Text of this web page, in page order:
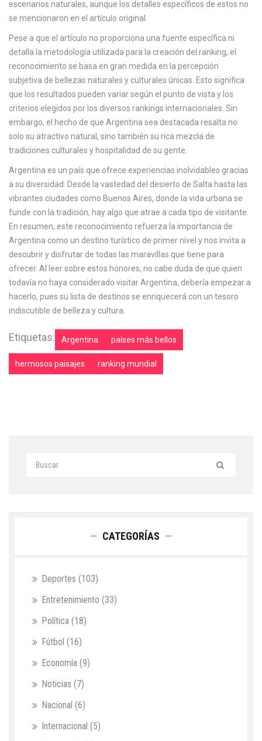
escenarios naturales, aunque los detalles específicos de estos no
se mencionaron en el artículo original.
Pese a que el artículo no proporciona una fuente específica ni
detalla la metodología utilizada para la creación del ranking, el
reconocimiento se basa en gran medida en la percepción
subjetiva de bellezas naturales y culturales únicas. Esto significa
que los resultados pueden variar según el punto de vista y los
criterios elegidos por los diversos rankings internacionales. Sin
embargo, el hecho de que Argentina sea destacada resalta no
solo su atractivo natural, sino también su rica mezcla de
tradiciones culturales y hospitalidad de su gente.
Argentina es un país que ofrece experiencias inolvidables gracias
a su diversidad. Desde la vastedad del desierto de Salta hasta las
vibrantes ciudades como Buenos Aires, donde la vida urbana se
funde con la tradición, hay algo que atrae a cada tipo de visitante.
En resumen, este reconocimiento refuerza la importancia de
Argentina como un destino turístico de primer nivel y nos invita a
descubrir y disfrutar de todas las maravillas que tiene para
ofrecer. Al leer sobre estos honores, no cabe duda de que quien
todavía no haya considerado visitar Argentina, debería empezar a
hacerlo, pues su lista de destinos se enriquecerá con un tesoro
indiscutible de belleza y cultura.
Etiquetas: Argentina países más bellos
hermosos paisajes ranking mundial
CATEGORÍAS
Deportes (103)
Entretenimiento (33)
Política (18)
Fútbol (16)
Economía (9)
Noticias (7)
Nacional (6)
Internacional (5)